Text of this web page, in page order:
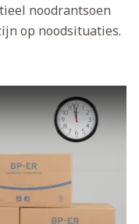
noodrantsoen
op noodsituaties.